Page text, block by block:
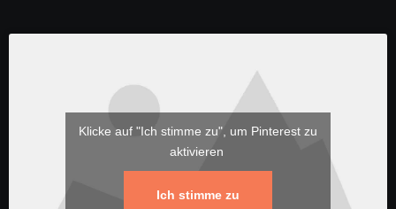
Klicke auf "Ich stimme zu", um Pinterest zu
aktivieren
Ich stimme zu